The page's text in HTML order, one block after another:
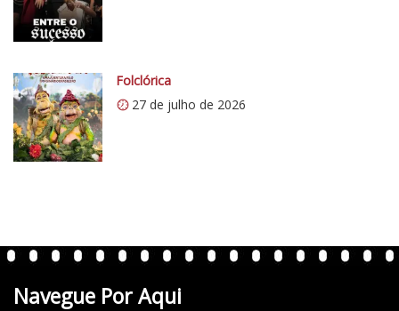
w
p
.
c
o
m
/
v
n
e
Folclórica
27 de julho de 2026
Navegue Por Aqui